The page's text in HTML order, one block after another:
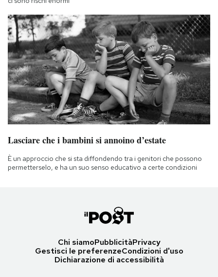
Lasciare che i bambini si annoino d’estate
È un approccio che si sta diffondendo tra i genitori che possono
permetterselo, e ha un suo senso educativo a certe condizioni
Chi siamoPubblicitàPrivacy
Gestisci le preferenzeCondizioni d'uso
Dichiarazione di accessibilità